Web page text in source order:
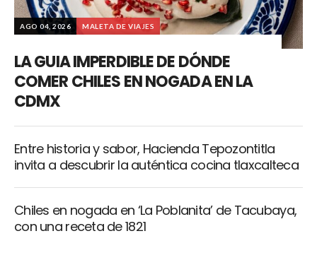
AGO 04, 2026 MALETA DE VIAJES
LA GUIA IMPERDIBLE DE DÓNDE
COMER CHILES EN NOGADA EN LA
CDMX
Entre historia y sabor, Hacienda Tepozontitla
invita a descubrir la auténtica cocina tlaxcalteca
Chiles en nogada en ‘La Poblanita’ de Tacubaya,
con una receta de 1821